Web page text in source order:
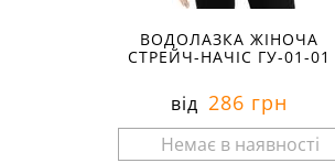
ВОДОЛАЗКА ЖІНОЧА
СТРЕЙЧ-НАЧІС ГУ-01-01
від 286 грн